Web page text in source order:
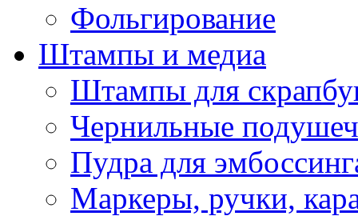
Фольгирование
Штампы и медиа
Штампы для
Чернильные
Пудра для
Маркеры, ручки,